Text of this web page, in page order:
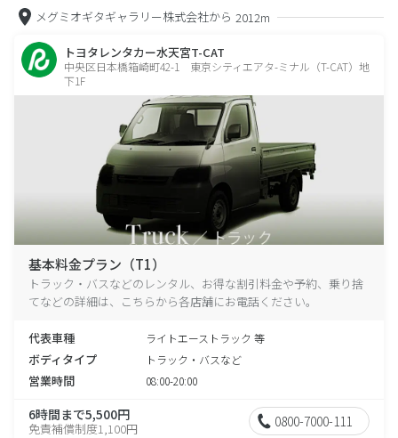
メグミオギタギャラリー株式会社から 2012m
トヨタレンタカー水天宮T-CAT
中央区日本橋箱崎町42-1 東京シティエアタ-ミナル（T-CAT）地
下1F
基本料金プラン（T1）
トラック・バスなどのレンタル、お得な割引料金や予約、乗り捨
てなどの詳細は、こちらから各店舗にお電話ください。
代表車種 ライトエーストラック 等
ボディタイプ トラック・バスなど
営業時間 08:00-20:00
6時間まで5,500円
免責補償制度1,100円 0800-7000-111